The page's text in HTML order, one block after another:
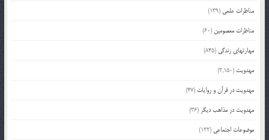
مناظرات علمی (139)
مناظرات معصومین (60)
مهارتهای زندگی (845)
مهدویت (2,150)
مهدویت در قرآن و روایات (47)
مهدویت در مذاهب دیگر (36)
موضوعات اجتماعی (122)